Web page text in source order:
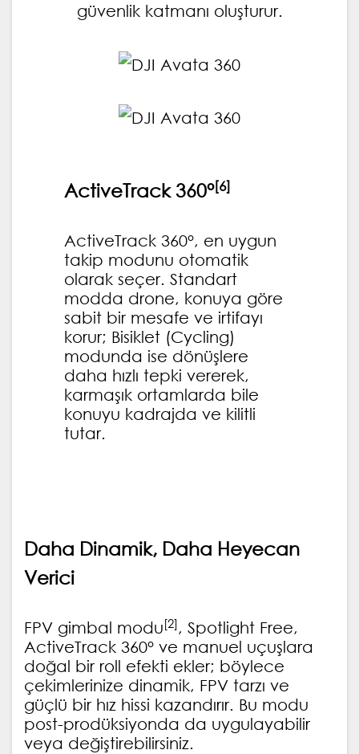
güvenlik katmanı oluşturur.
ActiveTrack 360°[6]
ActiveTrack 360°, en uygun
takip modunu otomatik
olarak seçer. Standart
modda drone, konuya göre
sabit bir mesafe ve irtifayı
korur; Bisiklet (Cycling)
modunda ise dönüşlere
daha hızlı tepki vererek,
karmaşık ortamlarda bile
konuyu kadrajda ve kilitli
tutar.
Daha Dinamik, Daha Heyecan
Verici
FPV gimbal modu[2], Spotlight Free,
ActiveTrack 360° ve manuel uçuşlara
doğal bir roll efekti ekler; böylece
çekimlerinize dinamik, FPV tarzı ve
güçlü bir hız hissi kazandırır. Bu modu
post-prodüksiyonda da uygulayabilir
veya değiştirebilirsiniz.